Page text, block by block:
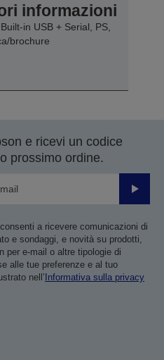
informazioni
in USB + Serial, PS,
brochure
e ricevi un codice
prossimo ordine.
Invia
a ricevere comunicazioni di
e sondaggi, e novità su prodotti,
per e-mail o altre tipologie di
alle tue preferenze e al tuo
nell’ Informativa sulla privacy